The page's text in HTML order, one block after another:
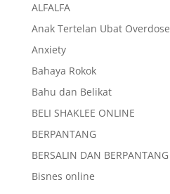
ALFALFA
Anak Tertelan Ubat Overdose
Anxiety
Bahaya Rokok
Bahu dan Belikat
BELI SHAKLEE ONLINE
BERPANTANG
BERSALIN DAN BERPANTANG
Bisnes online